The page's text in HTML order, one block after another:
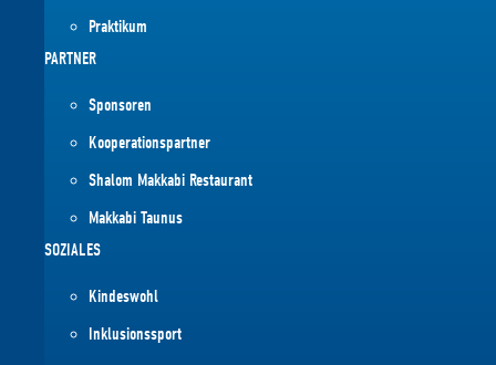
Praktikum
PARTNER
Sponsoren
Kooperationspartner
Shalom Makkabi Restaurant
Makkabi Taunus
SOZIALES
Kindeswohl
Inklusionssport